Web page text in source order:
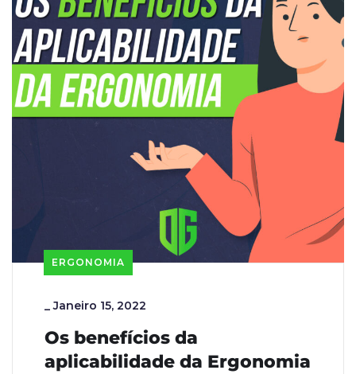
ERGONOMIA
_Janeiro 15, 2022
Os benefícios da
aplicabilidade da Ergonomia